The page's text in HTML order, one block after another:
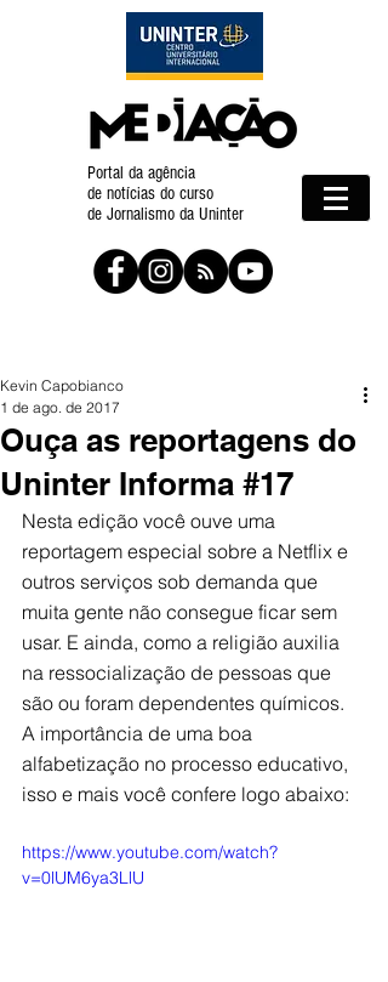
Portal da agência
de notícias do curso
de Jornalismo da Uninter
Ouça as reportagens do
Uninter Informa #17
Kevin Capobianco
1 de ago. de 2017
Nesta edição você ouve uma
reportagem especial sobre a Netflix e
outros serviços sob demanda que
muita gente não consegue ficar sem
usar. E ainda, como a religião auxilia
na ressocialização de pessoas que
são ou foram dependentes químicos.
A importância de uma boa
alfabetização no processo educativo,
isso e mais você confere logo abaixo:
https://www.youtube.com/watch?
v=0lUM6ya3LlU